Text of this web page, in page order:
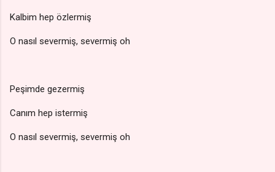
Kalbim hep özlermiş
O nasıl severmiş, severmiş oh
Peşimde gezermiş
Canım hep istermiş
O nasıl severmiş, severmiş oh